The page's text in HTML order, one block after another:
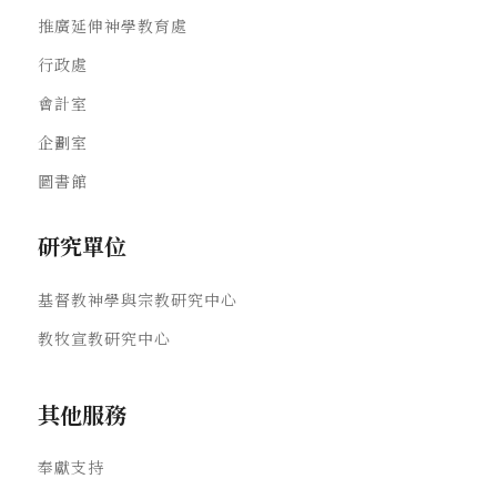
推廣延伸神學教育處
行政處
會計室
企劃室
圖書館
研究單位
基督教神學與宗教研究中心
教牧宣教研究中心
其他服務
奉獻支持